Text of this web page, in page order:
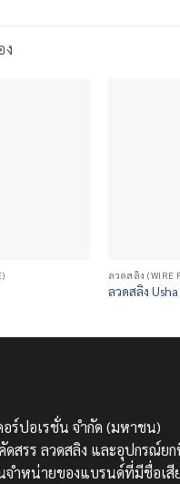
ง
ลวดสลิง (WIRE
ลวดสลิง
ร์ปอเรชั่น จำกัด (มหาชน)
ดสรร ลวดสลิง และอุปกรณ์ย
ำหน่ายของแบรนด์ที่มีชื่อเสี